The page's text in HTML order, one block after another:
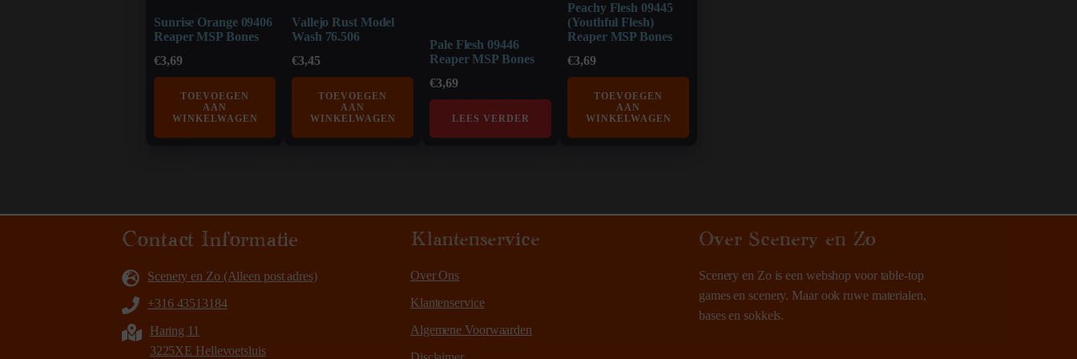
Sunrise Orange 09406
Reaper MSP Bones
€3,69
TOEVOEGEN
AAN
WINKELWAGEN
Vallejo Rust Model
Wash 76.506
€3,45
TOEVOEGEN
AAN
WINKELWAGEN
Pale Flesh 09446
Reaper MSP Bones
€3,69
LEES VERDER
Peachy Flesh 09445
(Youthful Flesh)
Reaper MSP Bones
€3,69
TOEVOEGEN
AAN
WINKELWAGEN
Contact Informatie
Scenery en Zo (Alleen post adres)
+316 43513184
Haring 11
3225XE Hellevoetsluis
Klantenservice
Over Ons
Klantenservice
Algemene Voorwaarden
Over Scenery en Zo
Scenery en Zo is een webshop voor table-top
games en scenery. Maar ook ruwe materialen,
bases en sokkels.